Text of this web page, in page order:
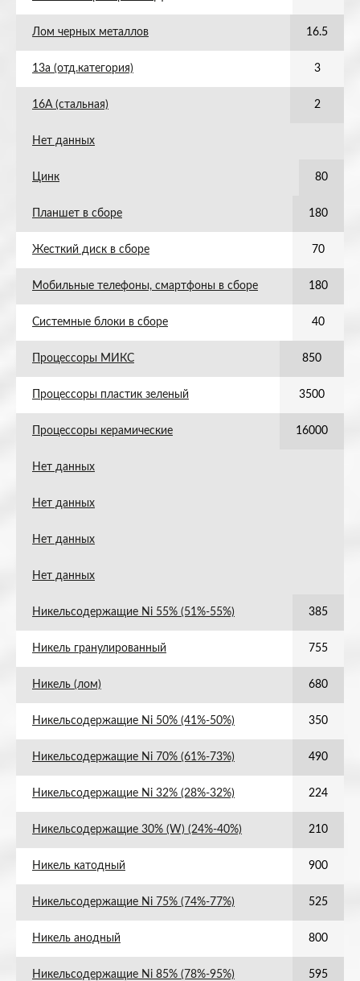
Лом черных металлов 16.5
13а (отд.категория) 3
16А (стальная) 2
Нет данных
Цинк 80
Планшет в сборе 180
Жесткий диск в сборе 70
Мобильные телефоны, смартфоны в сборе 180
Системные блоки в сборе 40
Процессоры МИКС 850
Процессоры пластик зеленый 3500
Процессоры керамические 16000
Нет данных
Нет данных
Нет данных
Нет данных
Никельсодержащие Ni 55% (51%-55%) 385
Никель гранулированный 755
Никель (лом) 680
Никельсодержащие Ni 50% (41%-50%) 350
Никельсодержащие Ni 70% (61%-73%) 490
Никельсодержащие Ni 32% (28%-32%) 224
Никельсодержащие 30% (W) (24%-40%) 210
Никель катодный 900
Никельсодержащие Ni 75% (74%-77%) 525
Никель анодный 800
Никельсодержащие Ni 85% (78%-95%) 595